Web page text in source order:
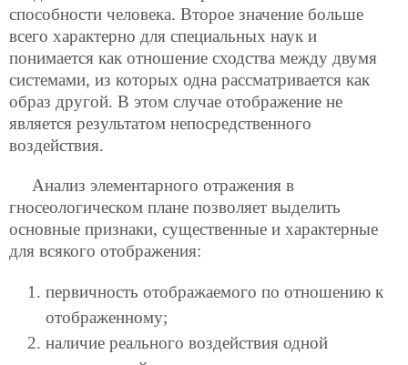
способности человека. Второе значение больше
всего характерно для специальных наук и
понимается как отношение сходства между двумя
системами, из которых одна рассматривается как
образ другой. В этом случае отображение не
является результатом непосредственного
воздействия.
Анализ элементарного отражения в
гносеологическом плане позволяет выделить
основные признаки, существенные и характерные
для всякого отображения:
первичность отображаемого по отношению к
отображенному;
наличие реального воздействия одной